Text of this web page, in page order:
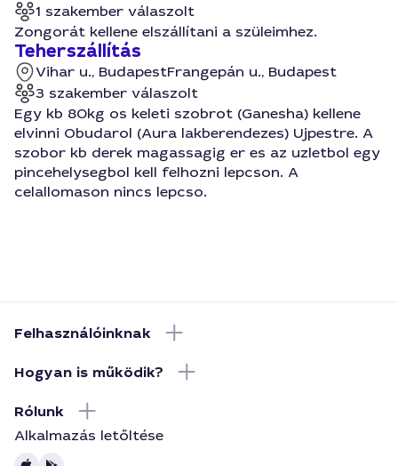
1 szakember válaszolt
Zongorát kellene elszállítani a szüleimhez.
Teherszállítás
Vihar u., BudapestFrangepán u., Budapest
3 szakember válaszolt
Egy kb 80kg os keleti szobrot (Ganesha) kellene
elvinni Obudarol (Aura lakberendezes) Ujpestre. A
szobor kb derek magassagig er es az uzletbol egy
pincehelysegbol kell felhozni lepcson. A
celallomason nincs lepcso.
Felhasználóinknak
Hogyan is működik?
Rólunk
Alkalmazás letőltése